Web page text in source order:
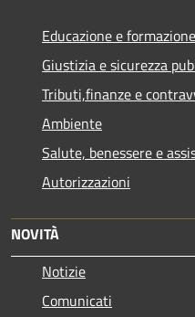
Educazione e formazione
Giustizia e sicurezza
Tributi,finanze e
Ambiente
Salute, benessere e
Autorizzazioni
NOVITÀ
Notizie
Comunicati